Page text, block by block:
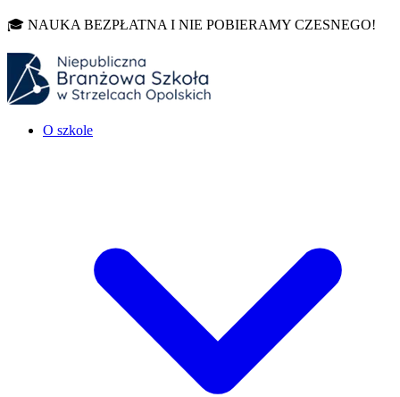
🎓 NAUKA BEZPŁATNA I NIE POBIERAMY CZESNEGO!
O szkole